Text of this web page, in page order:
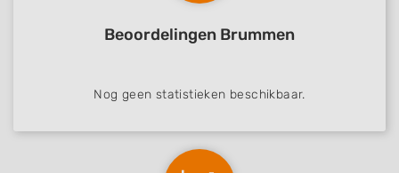
Beoordelingen Brummen
Nog geen statistieken beschikbaar.